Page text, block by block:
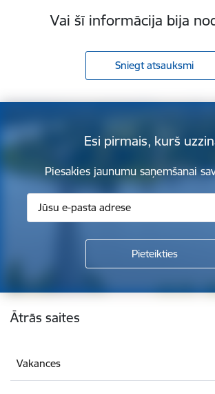
Vai šī informācija bija
Sniegt atsauksmi
Esi pirmais, kurš
Piesakies jaunumu saņemšanai
Kājene
Ātrās saites
Vakances